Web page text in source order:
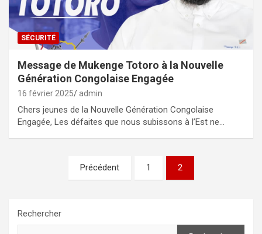
SÉCURITÉ
Message de Mukenge Totoro à la Nouvelle
Génération Congolaise Engagée
16 février 2025 admin
Chers jeunes de la Nouvelle Génération Congolaise
Engagée, Les défaites que nous subissons à l’Est ne…
Précédent 1 2
Rechercher